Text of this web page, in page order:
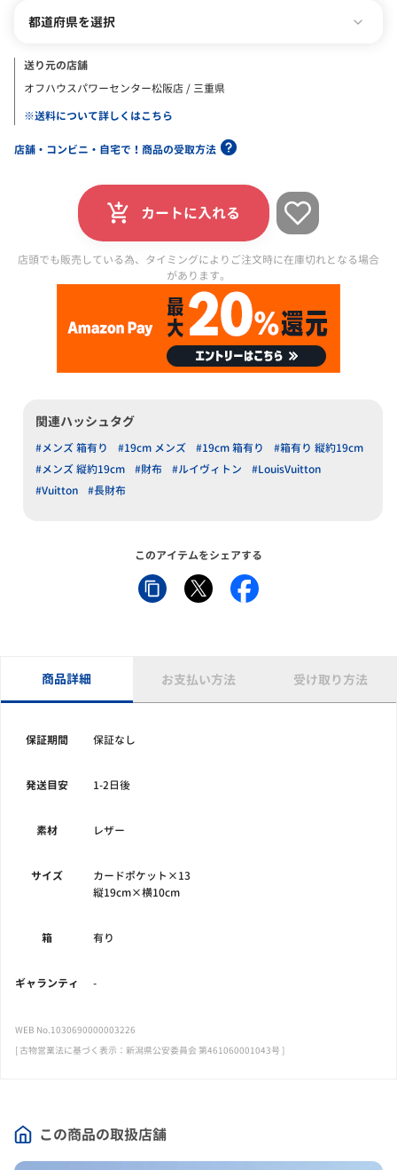
都道府県を選択
送り元の店舗
オフハウスパワーセンター松阪店 / 三重県
※送料について詳しくはこちら
店舗・コンビニ・自宅で！商品の受取方法
カートに入れる
店頭でも販売している為、タイミングによりご注文時に在庫切れとなる場合
があります。
関連ハッシュタグ
#メンズ 箱有り #19cm メンズ #19cm 箱有り
#箱有り 縦約19cm
#メンズ 縦約19cm
#財布 #ルイヴィトン
#LouisVuitton
#Vuitton
#長財布
このアイテムをシェアする
この商品の取扱店舗
商品詳細 お支払い方法 受け取り方法
保証期間 保証なし
発送目安 1-2日後
素材 レザー
サイズ
カードポケット×13
縦19cm×横10cm
箱 有り
ギャランティ -
WEB No.1030690000003226
[ 古物営業法に基づく表示：新潟県公安委員会 第461060001043号 ]